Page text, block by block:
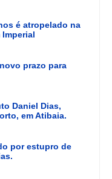
é atropelado na
Imperial
prazo para
Daniel Dias,
em Atibaia.
por estupro de